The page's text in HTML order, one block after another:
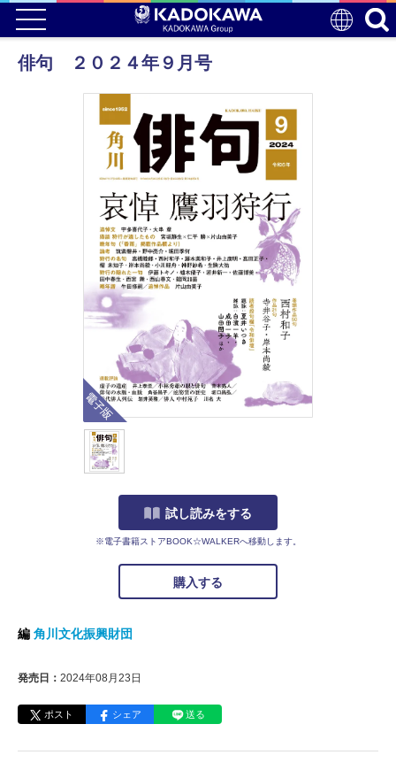
俳句 ２０２４年９月号
電子版
試し読みをする
※電子書籍ストアBOOK☆WALKERへ移動します。
購入する
編 角川文化振興財団
発売日： 2024年08月23日
ポスト シェア 送る